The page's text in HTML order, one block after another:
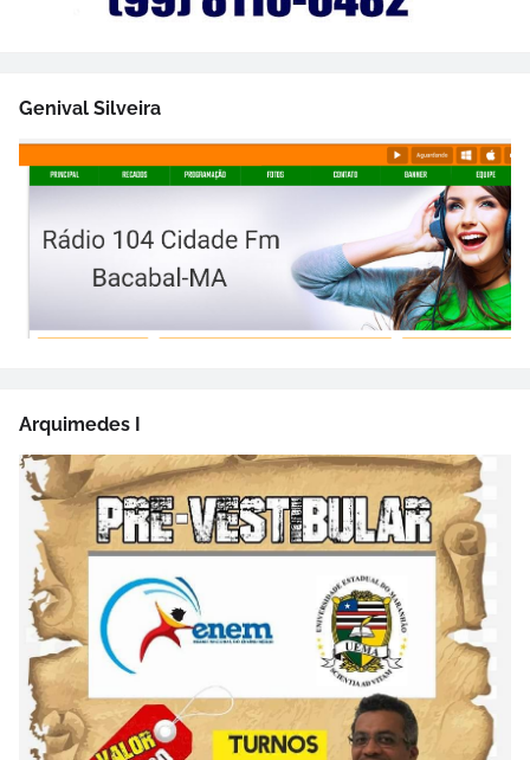
Genival Silveira
Arquimedes I